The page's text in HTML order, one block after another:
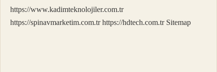
Gider
https://www.kadimteknolojiler.com.tr
https://spinavmarketim.com.tr https://hdtech.com.tr Sitemap